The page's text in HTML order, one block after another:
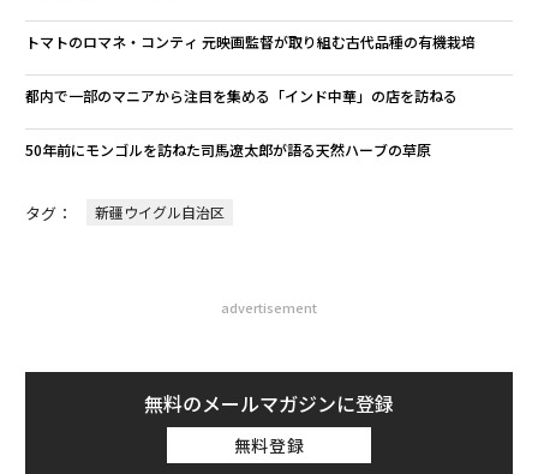
トマトのロマネ・コンティ 元映画監督が取り組む古代品種の有機栽培
都内で一部のマニアから注目を集める「インド中華」の店を訪ねる
50年前にモンゴルを訪ねた司馬遼太郎が語る天然ハーブの草原
タグ： 新疆ウイグル自治区
advertisement
無料のメールマガジンに登録
無料登録